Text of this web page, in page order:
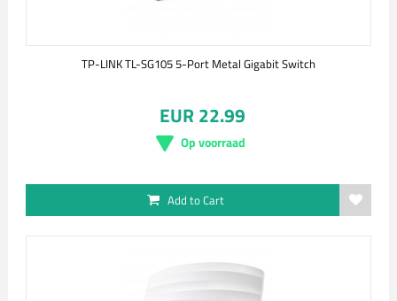
TP-LINK TL-SG105 5-Port Metal Gigabit Switch
EUR 22.99
Op voorraad
Add to Cart